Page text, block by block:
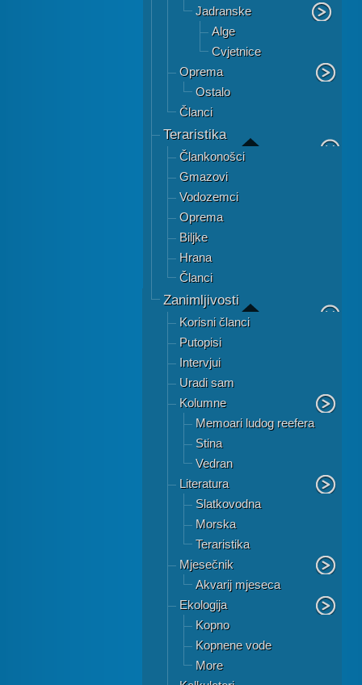
Jadranske
Alge
Cvjetnice
Oprema
Ostalo
Članci
Teraristika
Člankonošci
Gmazovi
Vodozemci
Oprema
Biljke
Hrana
Članci
Zanimljivosti
Korisni članci
Putopisi
Intervjui
Uradi sam
Kolumne
Memoari ludog reefera
Stina
Vedran
Literatura
Slatkovodna
Morska
Teraristika
Mjesečnik
Akvarij mjeseca
Ekologija
Kopno
Kopnene vode
More